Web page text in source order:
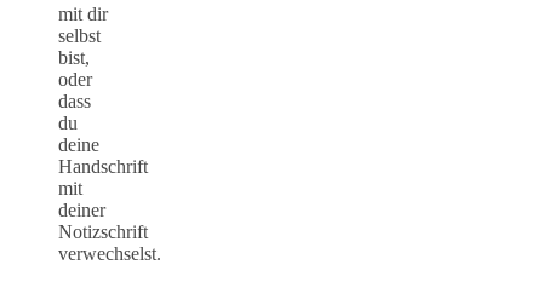
mit dir
selbst
bist,
oder
dass
du
deine
Handschrift
mit
deiner
Notizschrift
verwechselst.